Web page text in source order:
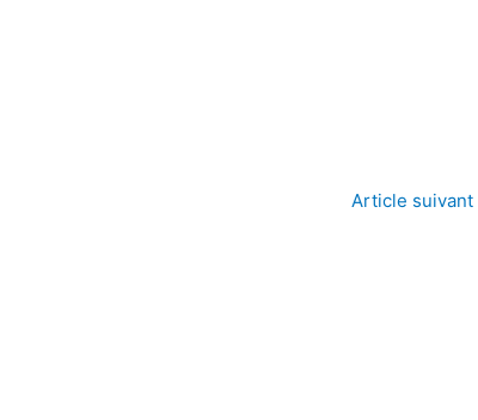
Article suivant